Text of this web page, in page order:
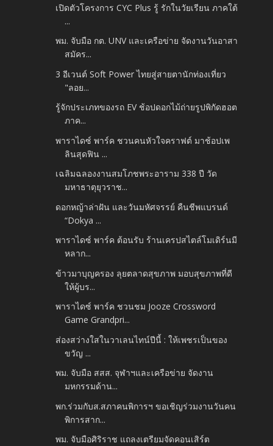
เปิดตัวโครงการ CYC Plus รู้ รักในวัยเรียน ภาคใต้
...
พม. จับมือ กต. UNV และเครือข่าย จัดงานวันอาสา
สมัคร...
3 อีเวนต์ Soft Power ไทยสู่สายตานักท่องเที่ยว
"ลอย...
รู้จักประเภทของรถ EV ช้อปดอกไม้ถ่ายรูปพิกัดฮอต
ภาค...
พาราไดซ์ พาร์ค ชวนคนหัวใจคราฟต์ มาช้อปเพ
ลินสุดฟิน ...
เฉลิมฉลองงานสมโภชพระอาราม 338 ปี วัด
มหาธาตุยุวราช...
ดอกหญ้าล่าฝัน และวันมหัศจรรย์ คืนชีพแบรนด์
“Dokya ...
พาราไดซ์ พาร์ค ต้อนรับ ร้านเครปสไตล์โมเดิร์นมี
หลาก...
ข้าวมาบุญครอง ลุยตลาดสุขภาพ มอบสุขภาพที่ดี
ให้ผู้บร...
พาราไดซ์ พาร์ค ชวนชม Jooze Crossword
Game Grandpri...
ส่องสว่างใสในวาเลนไทน์ปีนี้ : ให้เพชรเป็นของ
ขวัญ ...
พม. จับมือ สสส. จุฬาฯและเครือข่าย จัดงาน
มหกรรมด้าน...
พก.ร่วมกับส.สภาคนพิการฯ ขอเชิญร่วมงานวันคน
พิการสาก...
พม. จับมือศิริราช แถลงเตรียมจัดคอนเสิร์ต